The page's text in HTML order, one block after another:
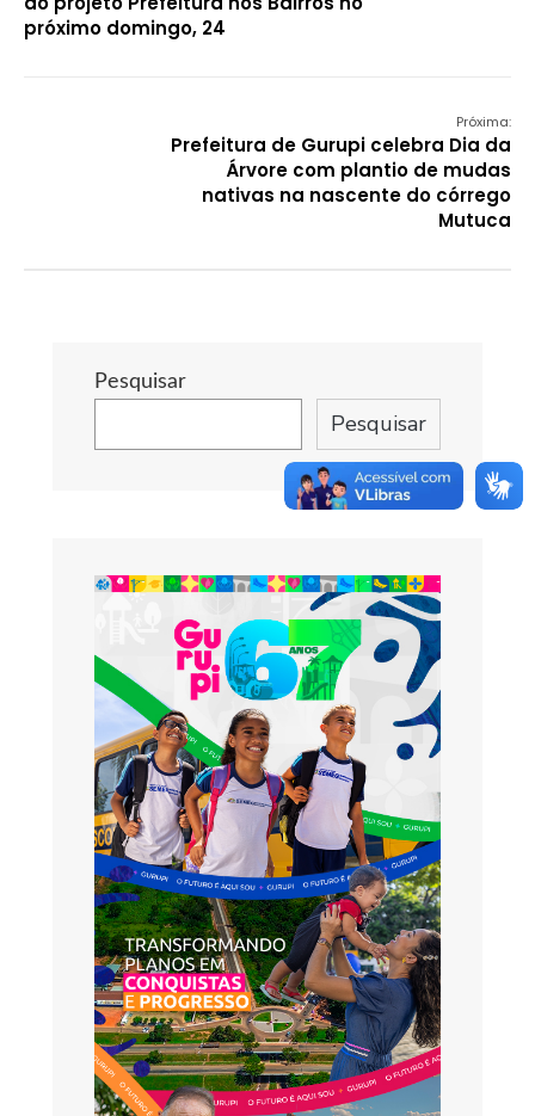
próximo domingo, 24
Próxima:
Prefeitura de Gurupi celebra Dia da
Árvore com plantio de mudas
nativas na nascente do córrego
Mutuca
Pesquisar
Pesquisar